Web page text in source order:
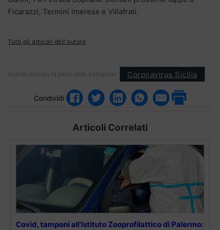
Ficarazzi, Termini Imerese e Villafrati.
Tutti gli articoli dell'autore
Questo articolo fa parte delle categorie: Coronavirus Sicilia
Condividi
Articoli Correlati
Covid, tamponi all’Istituto Zooprofilattico di Palermo: